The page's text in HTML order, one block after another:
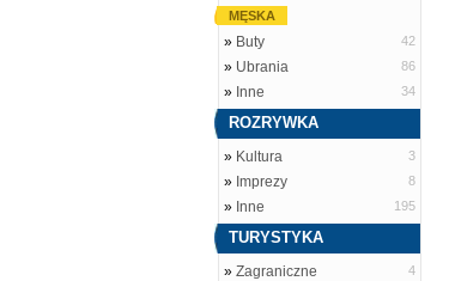
MĘSKA
» Buty 42
» Ubrania 86
» Inne 34
ROZRYWKA
» Kultura 3
» Imprezy 8
» Inne 195
TURYSTYKA
» Zagraniczne 4